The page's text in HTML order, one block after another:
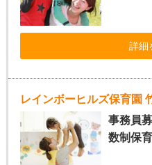
詳細
レインボーヒルズ保育園
事務員
数制保